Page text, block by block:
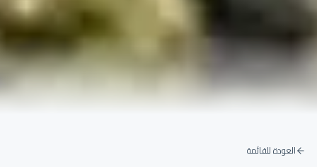
العودة للقائمة